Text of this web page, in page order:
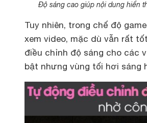
Độ sáng cao giúp nội dung hiển
Tuy nhiên, trong chế độ
xem video, mặc dù vẫn rất
điều chỉnh độ sáng cho các
bật nhưng vùng tối hơi sáng